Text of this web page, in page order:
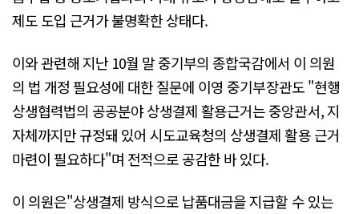
제도 도입 근거가 불명확한 상태다.
이와 관련해 지난 10월 말 중기부의 종합국감에서 이 의원
의 법 개정 필요성에 대한 질문에 이영 중기부장관도 "현행
상생협력법의 공공분야 상생결제 활용근거는 중앙관서, 지
자체까지만 규정돼 있어 시도교육청의 상생결제 활용 근거
마련이 필요하다"며 전적으로 공감한 바 있다.
이 의원은"상생결제 방식으로 납품대금을 지급할 수 있는